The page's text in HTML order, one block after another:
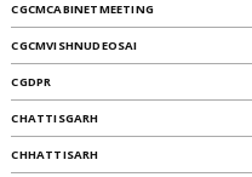
CGCMCABINETMEETING
CGCMVISHNUDEOSAI
CGDPR
CHATTISGARH
CHHATTISARH